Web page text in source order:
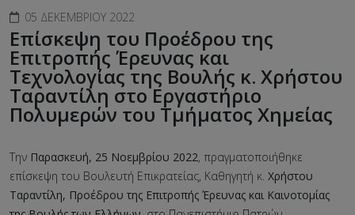
05 ΔΕΚΕΜΒΡΊΟΥ 2022
Επίσκεψη του Προέδρου της
Επιτροπής Έρευνας και
Τεχνολογίας της Βουλής κ. Χρήστου
Ταραντίλη στο Εργαστήριο
Πολυμερών του Τμήματος Χημείας
Την Παρασκευή, 25 Νοεμβρίου 2022, πραγματοποιήθηκε
επίσκεψη του Βουλευτή Επικρατείας, Καθηγητή κ. Χρήστου
Ταραντίλη, Προέδρου της Επιτροπής Έρευνας και Καινοτομίας